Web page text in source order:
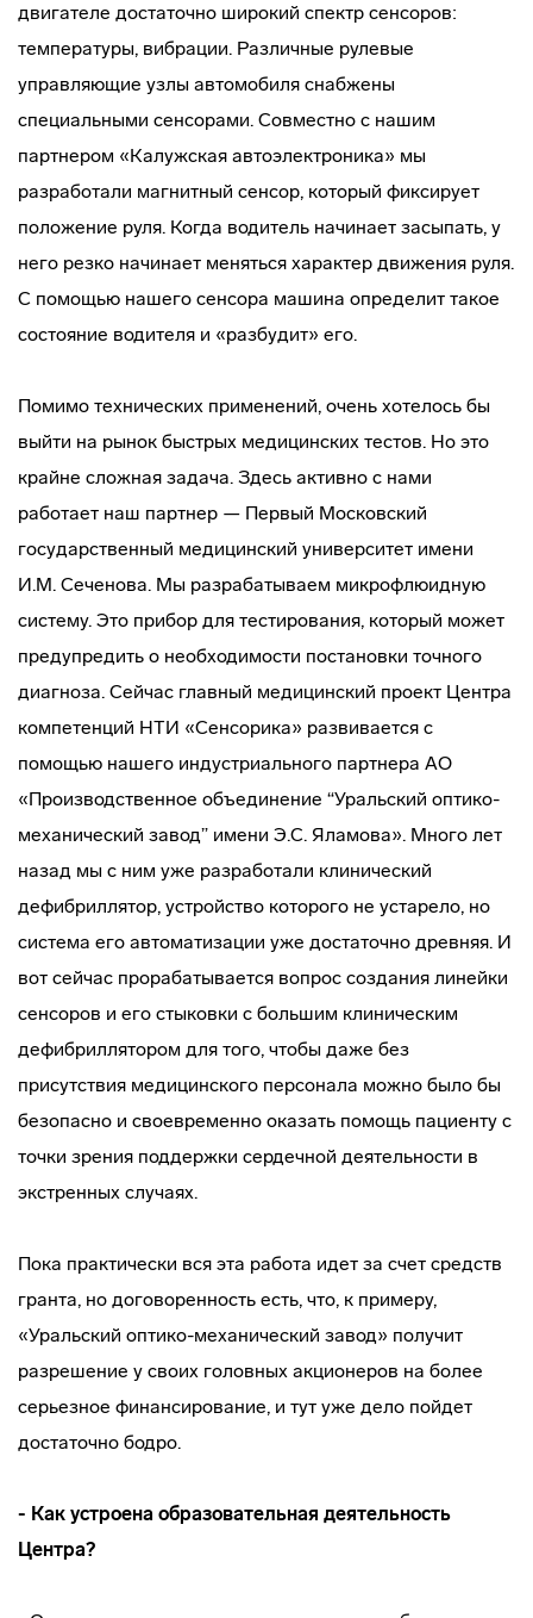
двигателе достаточно широкий спектр сенсоров:
температуры, вибрации. Различные рулевые
управляющие узлы автомобиля снабжены
специальными сенсорами. Совместно с нашим
партнером «Калужская автоэлектроника» мы
разработали магнитный сенсор, который фиксирует
положение руля. Когда водитель начинает засыпать, у
него резко начинает меняться характер движения руля.
С помощью нашего сенсора машина определит такое
состояние водителя и «разбудит» его.
Помимо технических применений, очень хотелось бы
выйти на рынок быстрых медицинских тестов. Но это
крайне сложная задача. Здесь активно с нами
работает наш партнер — Первый Московский
государственный медицинский университет имени
И.М. Сеченова. Мы разрабатываем микрофлюидную
систему. Это прибор для тестирования, который может
предупредить о необходимости постановки точного
диагноза. Сейчас главный медицинский проект Центра
компетенций НТИ «Сенсорика» развивается с
помощью нашего индустриального партнера АО
«Производственное объединение “Уральский оптико-
механический завод” имени Э.С. Яламова». Много лет
назад мы с ним уже разработали клинический
дефибриллятор, устройство которого не устарело, но
система его автоматизации уже достаточно древняя. И
вот сейчас прорабатывается вопрос создания линейки
сенсоров и его стыковки с большим клиническим
дефибриллятором для того, чтобы даже без
присутствия медицинского персонала можно было бы
безопасно и своевременно оказать помощь пациенту с
точки зрения поддержки сердечной деятельности в
экстренных случаях.
Пока практически вся эта работа идет за счет средств
гранта, но договоренность есть, что, к примеру,
«Уральский оптико-механический завод» получит
разрешение у своих головных акционеров на более
серьезное финансирование, и тут уже дело пойдет
достаточно бодро.
- Как устроена образовательная деятельность
Центра?